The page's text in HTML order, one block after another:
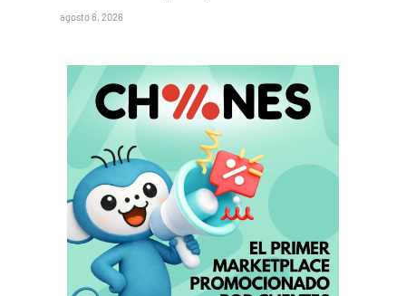
agosto 8, 2026